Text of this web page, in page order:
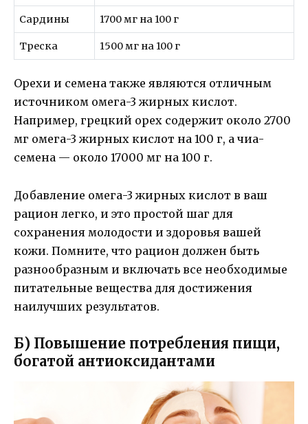
Сардины 1700 мг на 100 г
Треска 1500 мг на 100 г
Орехи и семена также являются отличным
источником омега-3 жирных кислот.
Например, грецкий орех содержит около 2700
мг омега-3 жирных кислот на 100 г, а чиа-
семена — около 17000 мг на 100 г.
Добавление омега-3 жирных кислот в ваш
рацион легко, и это простой шаг для
сохранения молодости и здоровья вашей
кожи. Помните, что рацион должен быть
разнообразным и включать все необходимые
питательные вещества для достижения
наилучших результатов.
Б) Повышение потребления пищи,
богатой антиоксидантами